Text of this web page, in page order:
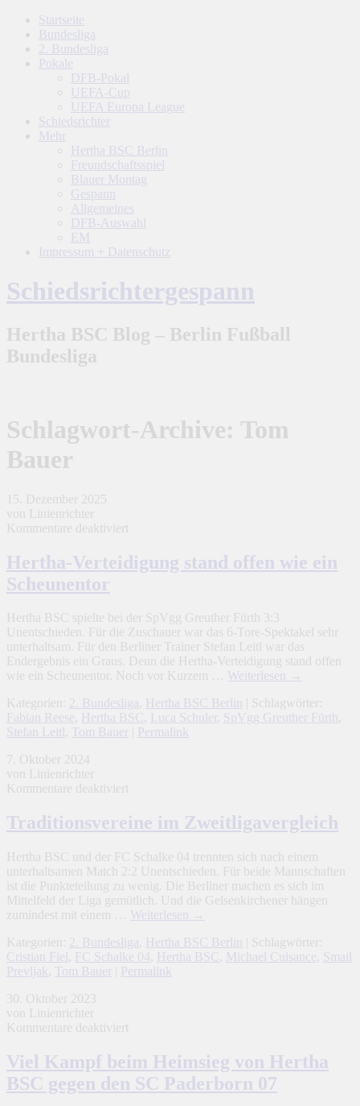
Startseite
Bundesliga
2. Bundesliga
Pokale
DFB-Pokal
UEFA-Cup
UEFA Europa League
Schiedsrichter
Mehr
Hertha BSC Berlin
Freundschaftsspiel
Blauer Montag
Gespann
Allgemeines
DFB-Auswahl
EM
Impressum + Datenschutz
Schiedsrichtergespann
Hertha BSC Blog – Berlin Fußball
Bundesliga
Schlagwort-Archive: Tom
Bauer
15. Dezember 2025
von Linienrichter
Kommentare deaktiviert
Verteidigung
stand
ein
Scheunentor
Hertha-Verteidigung stand offen wie ein
Scheunentor
Hertha BSC spielte bei der SpVgg Greuther Fürth 3:3
Unentschieden. Für die Zuschauer war das 6-Tore-Spektakel sehr
unterhaltsam. Für den Berliner Trainer Stefan Leitl war das
Endergebnis ein Graus. Denn die Hertha-Verteidigung stand offen
wie ein Scheunentor. Noch vor Kurzem … Weiterlesen →
Kategorien: 2. Bundesliga, Hertha BSC Berlin | Schlagwörter:
Fabian Reese, Hertha BSC , Luca Schuler , SpVgg Greuther Fürth,
Stefan Leitl , Tom Bauer
Permalink
7. Oktober 2024
von Linienrichter
Kommentare deaktiviert
im
Zweitligavergleich
Traditionsvereine im Zweitligavergleich
Hertha BSC und der FC Schalke 04 trennten sich nach einem
unterhaltsamen Match 2:2 Unentschieden. Für beide Mannschaften
ist die Punkteteilung zu wenig. Die Berliner machen es sich im
Mittelfeld der Liga gemütlich. Und die Gelsenkirchener hängen
zumindest mit einem … Weiterlesen
→
Kategorien:
2. Bundesliga Hertha BSC Berlin
| Schlagwörter:
Cristian Fiel
FC Schalke 04 Hertha BSC Michael Cuisance
Smail
Prevljak
Tom Bauer
Permalink
30. Oktober 2023
von Linienrichter
Kommentare deaktiviert
Kampf
beim
Heimsieg
Viel Kampf beim Heimsieg von Hertha
BSC gegen den SC Paderborn 07